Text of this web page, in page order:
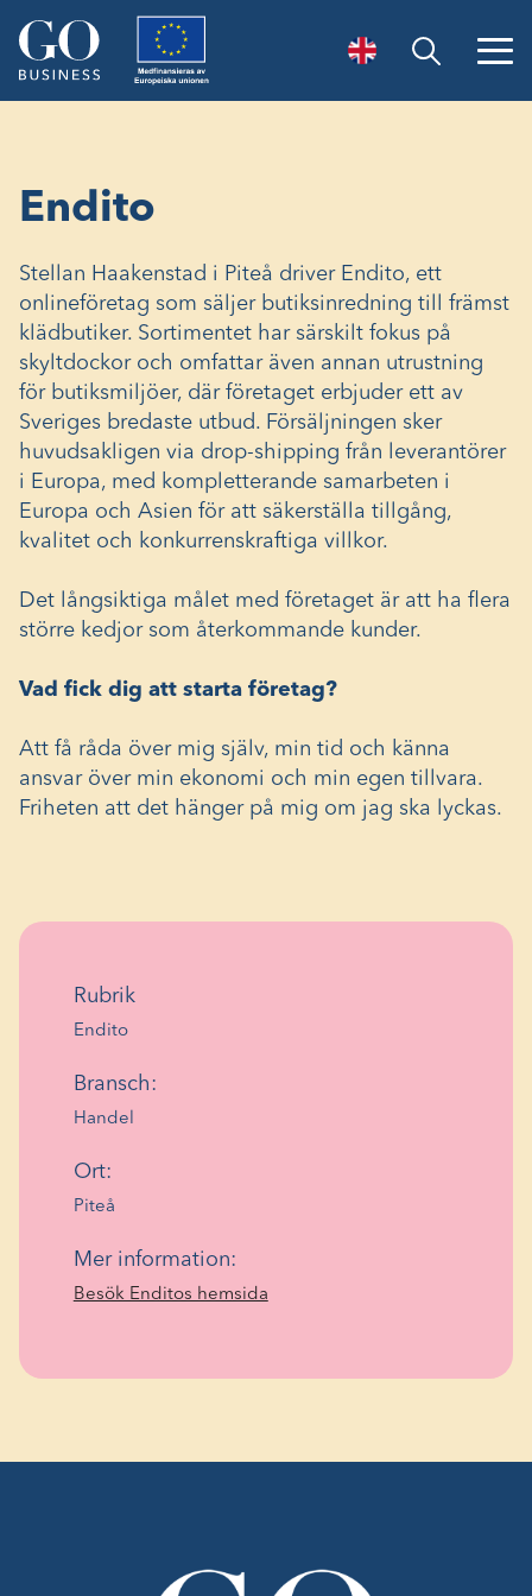
Öppna sök
-
Endito
Stellan Haakenstad i Piteå driver Endito, ett
onlineföretag som säljer butiksinredning till främst
klädbutiker. Sortimentet har särskilt fokus på
skyltdockor och omfattar även annan utrustning
för butiksmiljöer, där företaget erbjuder ett av
Sveriges bredaste utbud. Försäljningen sker
huvudsakligen via drop-shipping från leverantörer
i Europa, med kompletterande samarbeten i
Europa och Asien för att säkerställa tillgång,
kvalitet och konkurrenskraftiga villkor.
Det långsiktiga målet med företaget är att ha flera
större kedjor som återkommande kunder.
Vad fick dig att starta företag?
Att få råda över mig själv, min tid och känna
ansvar över min ekonomi och min egen tillvara.
Friheten att det hänger på mig om jag ska lyckas.
Rubrik
Endito
Bransch:
Handel
Ort:
Piteå
Mer information:
Besök Enditos hemsida(Öppnas
nytt